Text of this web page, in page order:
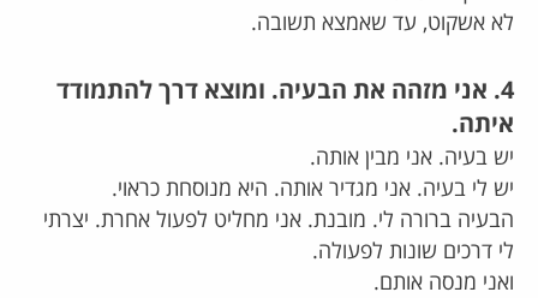
לא אשקוט, עד שאמצא תשובה.
4. אני מזהה את הבעיה. ומוצא דרך להתמודד
איתה.
יש בעיה. אני מבין אותה.
יש לי בעיה. אני מגדיר אותה. היא מנוסחת כראוי.
הבעיה ברורה לי. מובנת. אני מחליט לפעול אחרת. יצרתי
לי דרכים שונות לפעולה.
ואני מנסה אותם.